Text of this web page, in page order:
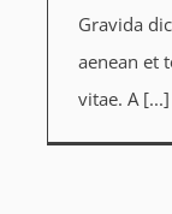
Gravida
aenean et
vitae. A [...]